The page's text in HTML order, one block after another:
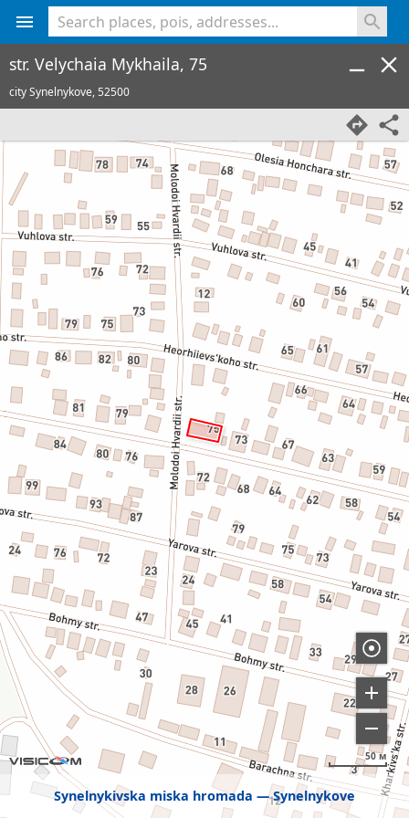
Synelnykivska miska hromada Synelnykove
50 м
str. Velychaia Mykhaila, 75
city Synelnykove,52500
<% console.log(hcard) %>